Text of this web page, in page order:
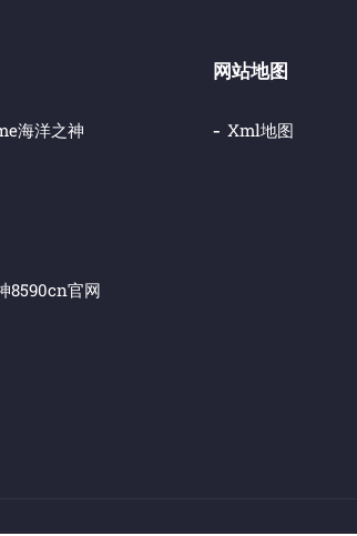
海洋之神
8590cn官网
网站地图
Xml地图